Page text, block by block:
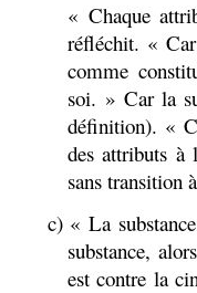
« Chaque
réfléchit. « Car
comme
soi. » Car la
définition). «
des attributs à
sans transition
c) « La
substance,
est contre la